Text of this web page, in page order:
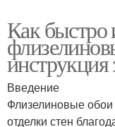
Как быстро
Введение
Флизелиновые
отделки стен